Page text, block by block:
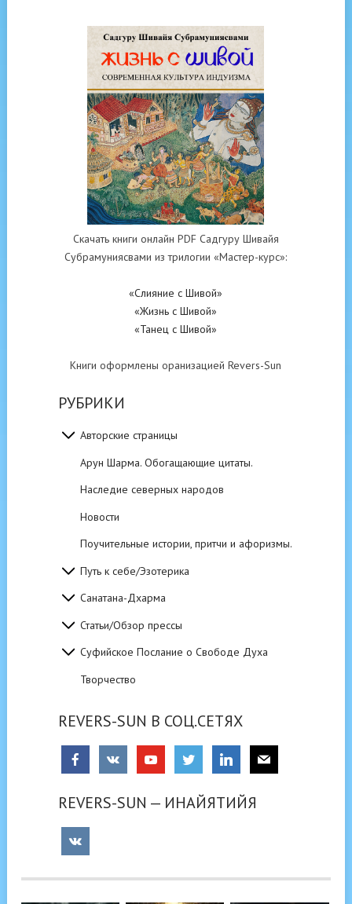
Скачать книги онлайн PDF Садгуру Шивайя
Субрамуниясвами из трилогии «Мастер-курс»:
«Слияние с Шивой»
«Жизнь с Шивой»
«Танец с Шивой»
Книги оформлены оранизацией Revers-Sun
РУБРИКИ
Авторские страницы
Арун Шарма. Обогащающие цитаты.
Наследие северных народов
Новости
Поучительные истории, притчи и афоризмы.
Путь к себе/Эзотерика
Санатана-Дхарма
Статьи/Обзор прессы
Суфийское Послание о Свободе Духа
Творчество
REVERS-SUN В СОЦ.СЕТЯХ
REVERS-SUN — ИНАЙЯТИЙЯ